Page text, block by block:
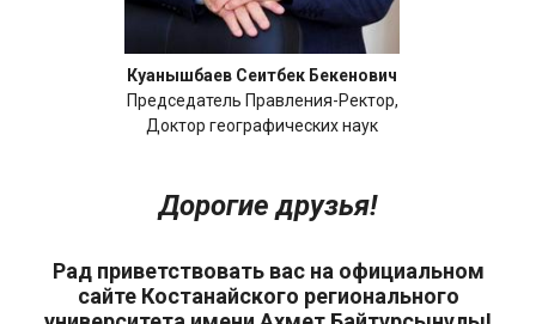
Куанышбаев Сеитбек Бекенович
Председатель Правления-Ректор,
Доктор географических наук
Дорогие друзья!
Рад приветствовать вас на официальном
сайте Костанайского регионального